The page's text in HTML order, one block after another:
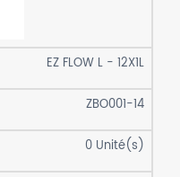
EZ FLOW L - 12X1L
ZBO001-14
0 Unité(s)